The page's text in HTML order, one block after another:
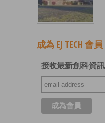
成為 EJ TECH 會員
接收最新創科資訊